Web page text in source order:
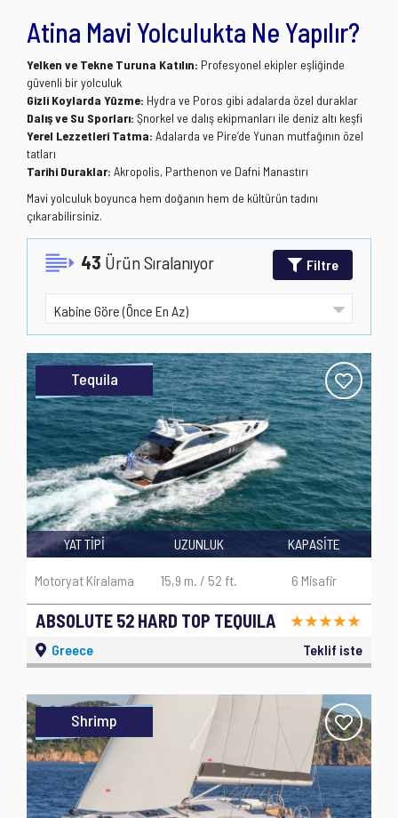
Atina Mavi Yolculukta Ne Yapılır?
Yelken ve Tekne Turuna Katılın: Profesyonel ekipler eşliğinde
güvenli bir yolculuk
Gizli Koylarda Yüzme: Hydra ve Poros gibi adalarda özel duraklar
Dalış ve Su Sporları: Şnorkel ve dalış ekipmanları ile deniz altı keşfi
Yerel Lezzetleri Tatma: Adalarda ve Pire’de Yunan mutfağının özel
tatları
Tarihi Duraklar: Akropolis, Parthenon ve Dafni Manastırı
Mavi yolculuk boyunca hem doğanın hem de kültürün tadını
çıkarabilirsiniz.
43 Ürün Sıralanıyor Filtre
Tequila
ABSOLUTE 52 HARD TOP TEQUILA
YAT TİPİ
Motoryat Kiralama
UZUNLUK
15,9 m. / 52 ft.
KAPASİTE
6 Misafir
Greece Teklif iste
Shrimp